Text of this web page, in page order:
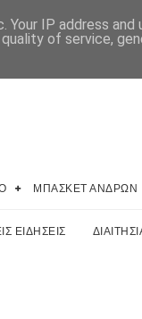
ΜΠΑΣΚΕΤ ΑΝΔΡΩΝ
ΕΙΔΗΣΕΙΣ
IP address and
of service,